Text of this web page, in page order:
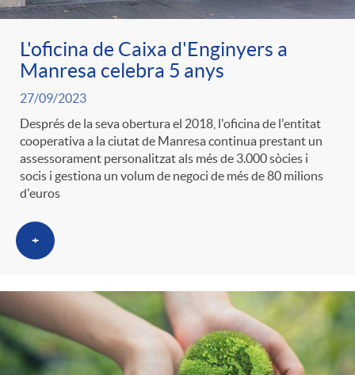
L'oficina de Caixa d'Enginyers a
Manresa celebra 5 anys
27/09/2023
Després de la seva obertura el 2018, l'oficina de l'entitat
cooperativa a la ciutat de Manresa continua prestant un
assessorament personalitzat als més de 3.000 sòcies i
socis i gestiona un volum de negoci de més de 80 milions
d'euros
+